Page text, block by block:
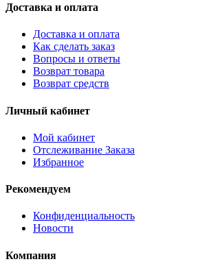
Доставка и оплата
Доставка и оплата
Как сделать заказ
Вопросы и ответы
Возврат товара
Возврат средств
Личный кабинет
Мой кабинет
Отслеживание Заказа
Избранное
Рекомендуем
Конфиденциальность
Новости
Компания